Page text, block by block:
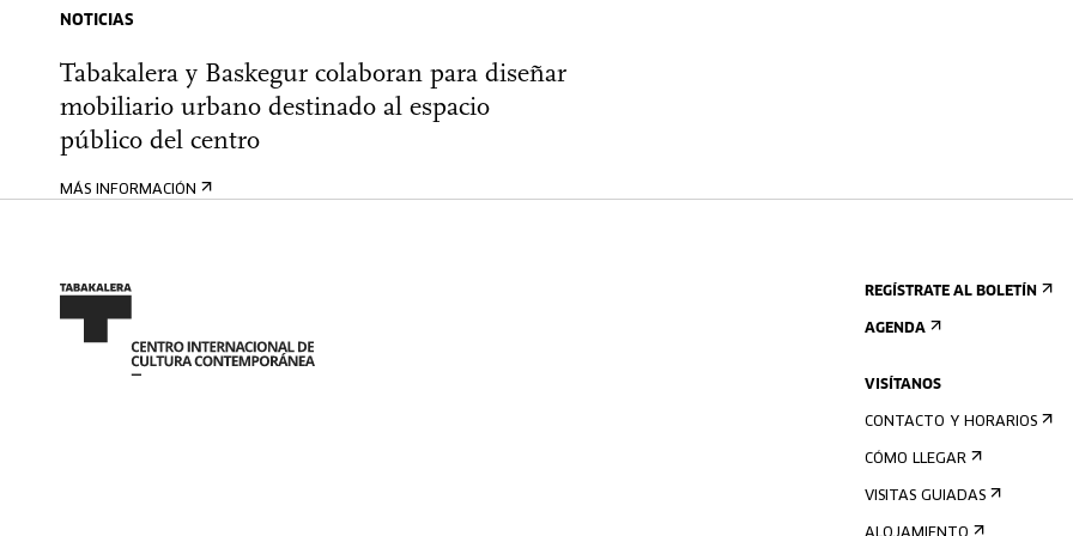
NOTICIAS
Tabakalera y Baskegur colaboran para diseñar
mobiliario urbano destinado al espacio
público del centro
MÁS INFORMACIÓN
REGÍSTRATE AL BOLETÍN
AGENDA
VISÍTANOS
CONTACTO Y HORARIOS
CÓMO LLEGAR
VISITAS GUIADAS